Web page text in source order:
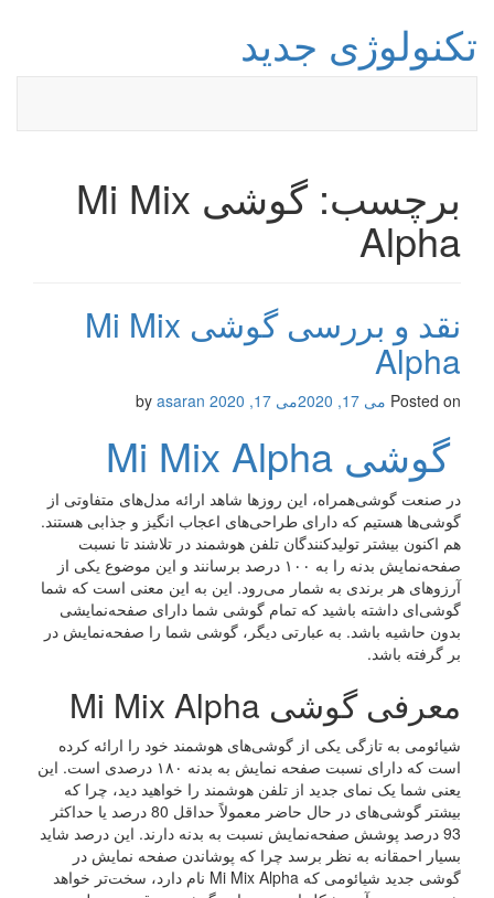
تکنولوژی جدید
برچسب: گوشی Mi Mix
Alpha
نقد و بررسی گوشی Mi Mix
Alpha
Posted on می 17, 2020 می 17, 2020 asaran
گوشی Mi Mix Alpha
در صنعت گوشی‌همراه، این روزها شاهد ارائه مدل‌های متفاوتی از
گوشی‌ها هستیم که دارای طراحی‌های اعجاب انگیز و جذابی هستند.
هم اکنون بیشتر تولیدکنندگان تلفن هوشمند در تلاشند تا نسبت
صفحه‌نمایش بدنه را به ۱۰۰ درصد برسانند و این موضوع یکی از
آرزوهای هر برندی به شمار می‌رود. این به این معنی است که شما
گوشی‌ای داشته باشید که تمام گوشی شما دارای صفحه‌نمایشی
بدون حاشیه باشد. به عبارتی دیگر، گوشی شما را صفحه‌نمایش در
بر گرفته باشد.
معرفی گوشی Mi Mix Alpha
شیائومی به تازگی یکی از گوشی‌های هوشمند خود را ارائه کرده
است که دارای نسبت صفحه نمایش به بدنه ۱۸۰ درصدی است. این
یعنی شما یک نمای جدید از تلفن هوشمند را خواهید دید، چرا که
بیشتر گوشی‌های در حال حاضر معمولاً حداقل 80 درصد یا حداکثر
93 درصد پوشش صفحه‌نمایش نسبت به بدنه دارند. این درصد شاید
بسیار احمقانه به نظر برسد چرا که پوشاندن صفحه نمایش در
گوشی جدید شیائومی که Mi Mix Alpha نام دارد، سخت‌تر خواهد